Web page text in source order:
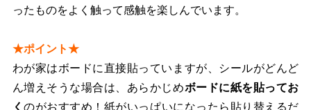
ったものをよく触って感触を楽しんでいます。
★ポイント★
わが家はボードに直接貼っていますが、シールがどんど
ん増えそうな場合は、あらかじめボードに紙を貼ってお
くのがおすすめ！紙がいっぱいになったら貼り替えるだ